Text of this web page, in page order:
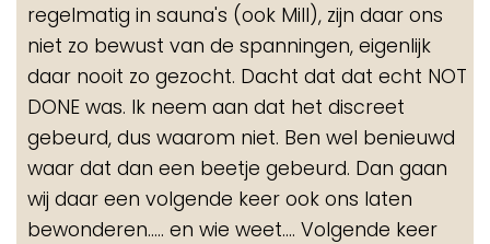
regelmatig in sauna's (ook Mill), zijn daar ons
niet zo bewust van de spanningen, eigenlijk
daar nooit zo gezocht. Dacht dat dat echt NOT
DONE was. Ik neem aan dat het discreet
gebeurd, dus waarom niet. Ben wel benieuwd
waar dat dan een beetje gebeurd. Dan gaan
wij daar een volgende keer ook ons laten
bewonderen..... en wie weet.... Volgende keer